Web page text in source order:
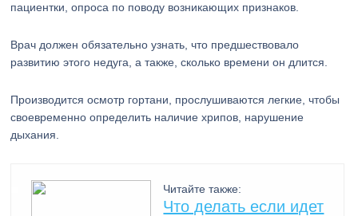
пациентки, опроса по поводу возникающих признаков.
Врач должен обязательно узнать, что предшествовало
развитию этого недуга, а также, сколько времени он длится.
Производится осмотр гортани, прослушиваются легкие, чтобы
своевременно определить наличие хрипов, нарушение
дыхания.
Читайте также:
Что делать если идет